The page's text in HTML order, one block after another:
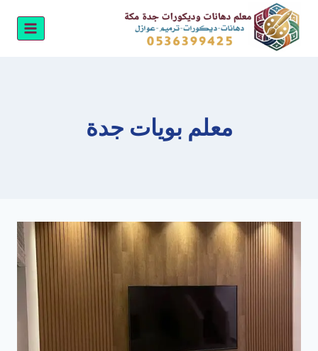
التجاوز
المحتوى
معلم بويات جدة